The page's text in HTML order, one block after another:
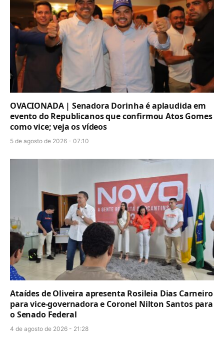
OVACIONADA | Senadora Dorinha é aplaudida em
evento do Republicanos que confirmou Atos Gomes
como vice; veja os vídeos
5 de agosto de 2026 - 07:10
Ataídes de Oliveira apresenta Rosileia Dias Carneiro
para vice-governadora e Coronel Nilton Santos para
o Senado Federal
4 de agosto de 2026 - 21:28